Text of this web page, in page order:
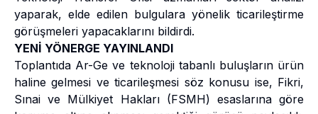
yaparak, elde edilen bulgulara yönelik ticarileştirme
görüşmeleri yapacaklarını bildirdi.
YENİ YÖNERGE YAYINLANDI
Toplantıda Ar-Ge ve teknoloji tabanlı buluşların ürün
haline gelmesi ve ticarileşmesi söz konusu ise, Fikri,
Sınai ve Mülkiyet Hakları (FSMH) esaslarına göre